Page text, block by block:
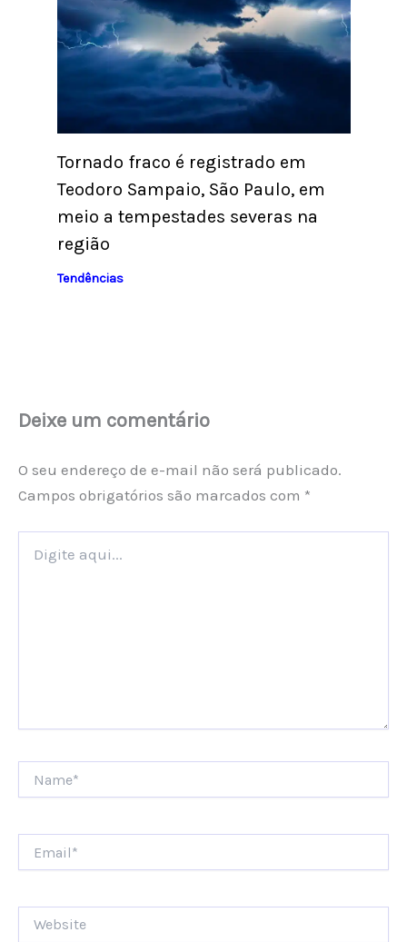
Tornado fraco é registrado em
Teodoro Sampaio, São Paulo, em
meio a tempestades severas na
região
Tendências
Deixe um comentário
O seu endereço de e-mail não será publicado.
Campos obrigatórios são marcados com *
aqui...